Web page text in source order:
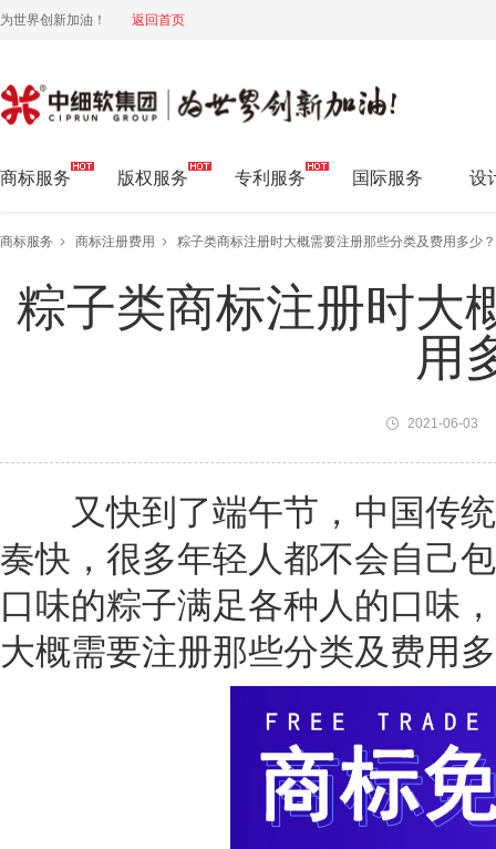
为世界创新加油！ 返回首页
中细软集团 为世界创新加油!
商标服务 版权服务 专利服务 国际服务 设
商标服务 商标注册费用 粽子类商标注册时大概需要注册那些分类及费用多少？
粽子类商标注册时大
用
2021-06-03
又快到了端午节，中国传统
奏快，很多年轻人都不会自己
口味的粽子满足各种人的口味
大概需要注册那些分类及费用